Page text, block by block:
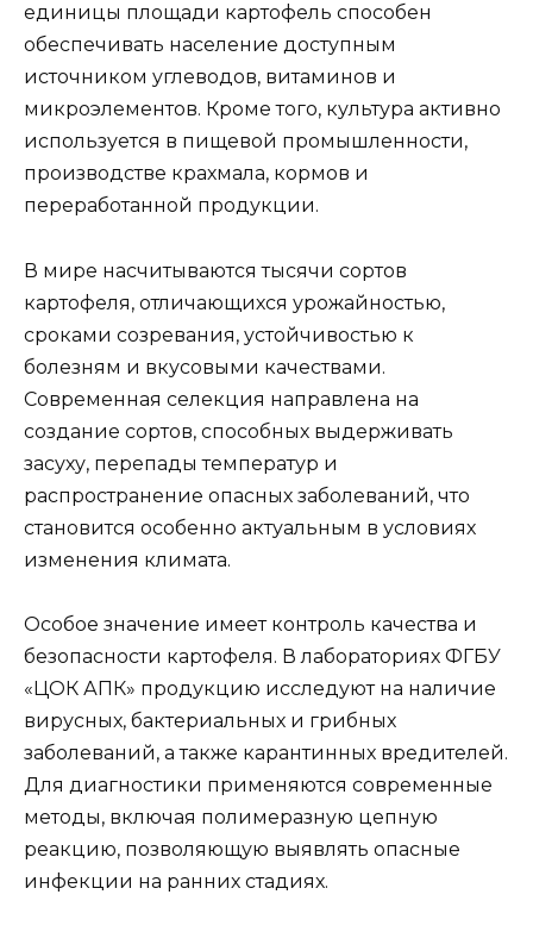
единицы площади картофель способен
обеспечивать население доступным
источником углеводов, витаминов и
микроэлементов. Кроме того, культура активно
используется в пищевой промышленности,
производстве крахмала, кормов и
переработанной продукции.
В мире насчитываются тысячи сортов
картофеля, отличающихся урожайностью,
сроками созревания, устойчивостью к
болезням и вкусовыми качествами.
Современная селекция направлена на
создание сортов, способных выдерживать
засуху, перепады температур и
распространение опасных заболеваний, что
становится особенно актуальным в условиях
изменения климата.
Особое значение имеет контроль качества и
безопасности картофеля. В лабораториях ФГБУ
«ЦОК АПК» продукцию исследуют на наличие
вирусных, бактериальных и грибных
заболеваний, а также карантинных вредителей.
Для диагностики применяются современные
методы, включая полимеразную цепную
реакцию, позволяющую выявлять опасные
инфекции на ранних стадиях.